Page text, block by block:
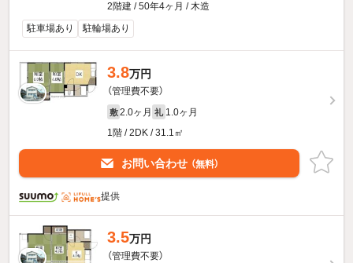
2階建 / 50年4ヶ月 / 木造
駐車場あり
駐輪場あり
3.8万円
（管理費不要）
敷 2.0ヶ月 礼 1.0ヶ月
1階 / 2DK / 31.1㎡
お問い合わせ （無料）
提供
3.5万円
（管理費不要）